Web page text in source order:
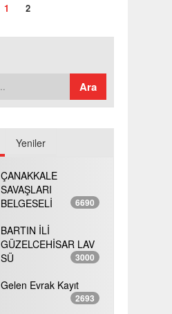
1 2
Yeniler
ÇANAKKALE
SAVAŞLARI
BELGESELİ
6690
BARTIN İLİ
GÜZELCEHİSAR LAV
SÜ
3000
Gelen Evrak Kayıt
2693